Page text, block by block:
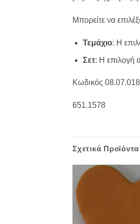
Μπορείτε να
Τεμάχιο: Η
Σετ: Η επιλογή
Κωδικός
651.1578
Σχετικά Προϊόντα